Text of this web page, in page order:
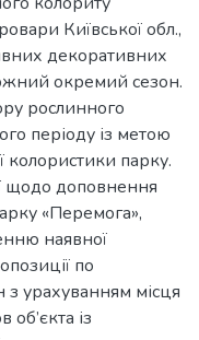
Київської обл.,
декоративних
окремий сезон.
рослинного
періоду із метою
парку.
щодо доповнення
«Перемога»,
наявної
по
урахуванням місця
із